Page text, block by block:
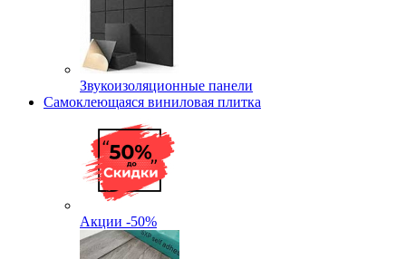
Звукоизоляционные панели
Самоклеющаяся виниловая плитка
Акции -50%